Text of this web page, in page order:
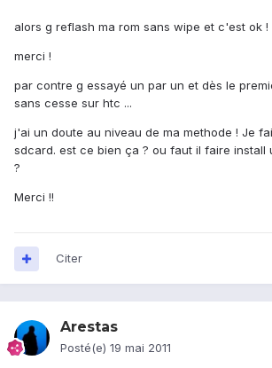
alors g reflash ma rom sans wipe et c'est ok !
merci !
par contre g essayé un par un et dès le
sans cesse sur htc ...
j'ai un doute au niveau de ma methode ! Je
sdcard. est ce bien ça ? ou faut il faire install
?
Merci !!
Citer
Arestas
Posté(e) 19 mai 2011